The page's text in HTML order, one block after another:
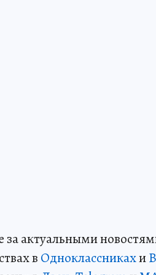
за актуальными
в Одноклассникахи